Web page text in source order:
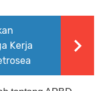
Kerja